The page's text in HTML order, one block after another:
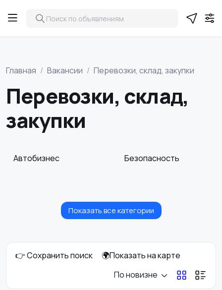
Главная Вакансии Перевозки, склад, закупки
Перевозки, склад,
закупки
Автобизнес Безопасность
Бытовые услуги и
Высший менеджмент
Добыча сырья,
Показать все категории
👉 Сохранить поиск
🌍Показать на карте
По новизне